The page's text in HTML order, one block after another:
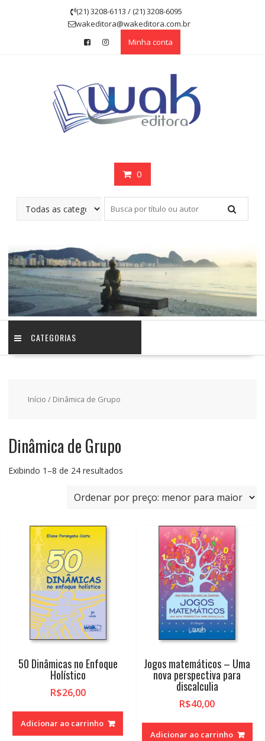
(21) 3208-6113 / (21) 3208-6095
wakeditora@wakeditora.com.br
Minha conta
0
CATEGORIAS
Início / Dinâmica de Grupo
Dinâmica de Grupo
Exibindo 1–8 de 24 resultadosClassificado
preço:
50 Dinâmicas no Enfoque
Holístico
R$26,00
Adicionar ao carrinho
Jogos matemáticos – Uma
nova perspectiva para
discalculia
R$40,00
Adicionar ao carrinho